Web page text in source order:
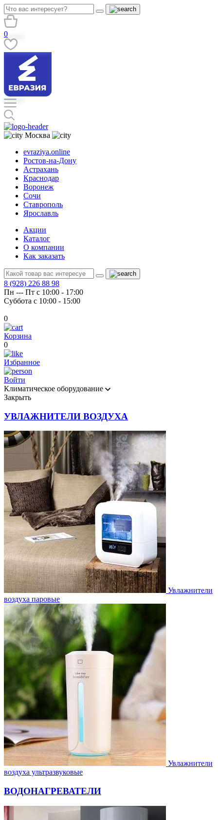
0
Москва
evraziya.online
Ростов-на-Дону
Астрахань
Краснодар
Воронеж
Сочи
Ставрополь
Ярославль
Акции
Каталог
О компании
Как заказать
8 (928) 226 88 98
Пн --- Пт с 10:00 - 17:00
Суббота с 10:00 - 15:00
0
Корзина
0
Избранное
Войти
Климатическое оборудование
Закрыть
УВЛАЖНИТЕЛИ ВОЗДУХА
Увлажнители
воздуха паровые
Увлажнители
воздуха ультразвуковые
ВОДОНАГРЕВАТЕЛИ